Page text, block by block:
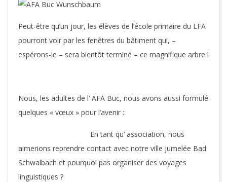
Peut-être qu’un jour, les élèves de l’école primaire du LFA
pourront voir par les fenêtres du bâtiment qui, –
espérons-le – sera bientôt terminé – ce magnifique arbre !
Nous, les adultes de l‘ AFA Buc, nous avons aussi formulé
quelques « vœux » pour l’avenir :
En tant qu‘ association, nous
aimerions reprendre contact avec notre ville jumelée Bad
Schwalbach et pourquoi pas organiser des voyages
linguistiques ?